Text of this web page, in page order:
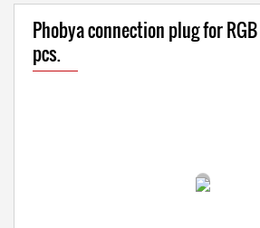
Phobya connection plug for
pcs.